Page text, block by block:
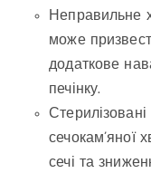
Неправильне
може
додаткове
печінку.
сечокам’яної
сечі та